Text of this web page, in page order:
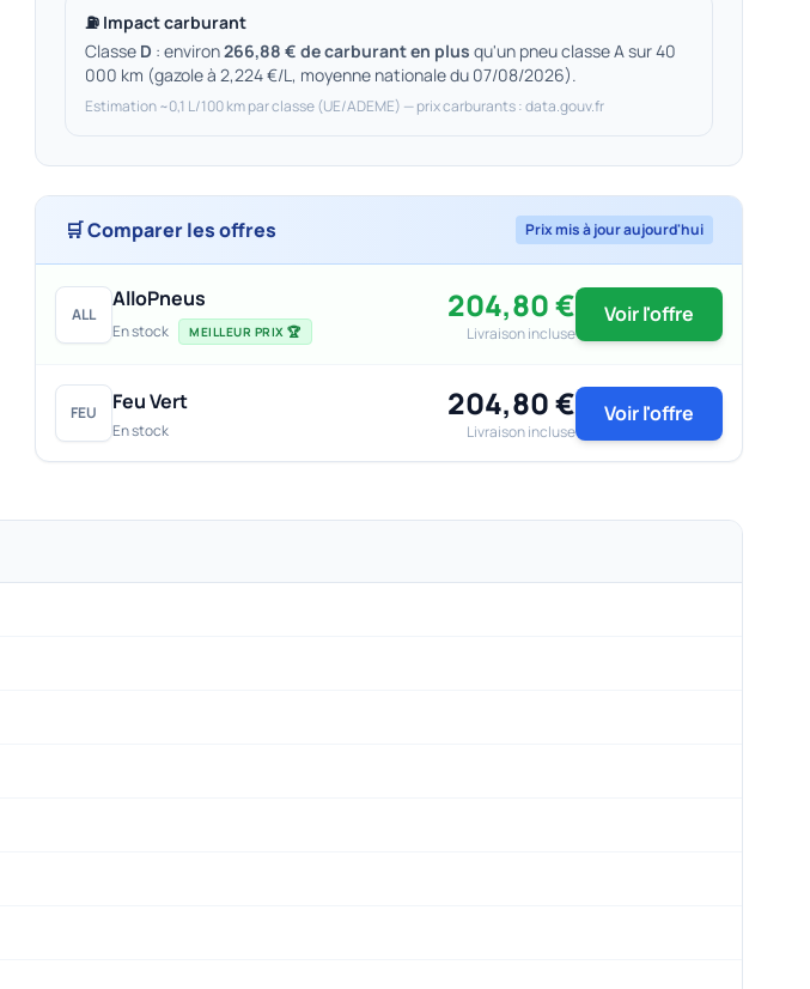
⛽ Impact carburant
Classe D : environ266,88 € de carburant en plus qu'un pneu classe A sur 40
000 km (gazole à 2,224 €/L, moyenne nationale du 07/08/2026).
Estimation ~0,1 L/100 km par classe (UE/ADEME) — prix carburants : data.gouv.fr
🛒 Comparer les offres Prix mis à jour aujourd'hui
ALL
AlloPneus
En stock MEILLEUR PRIX 🏆
204,80 €
Livraison incluse
Voir l'offre
FEU Feu Vert
En stock
204,80 €
Livraison incluse
Voir l'offre